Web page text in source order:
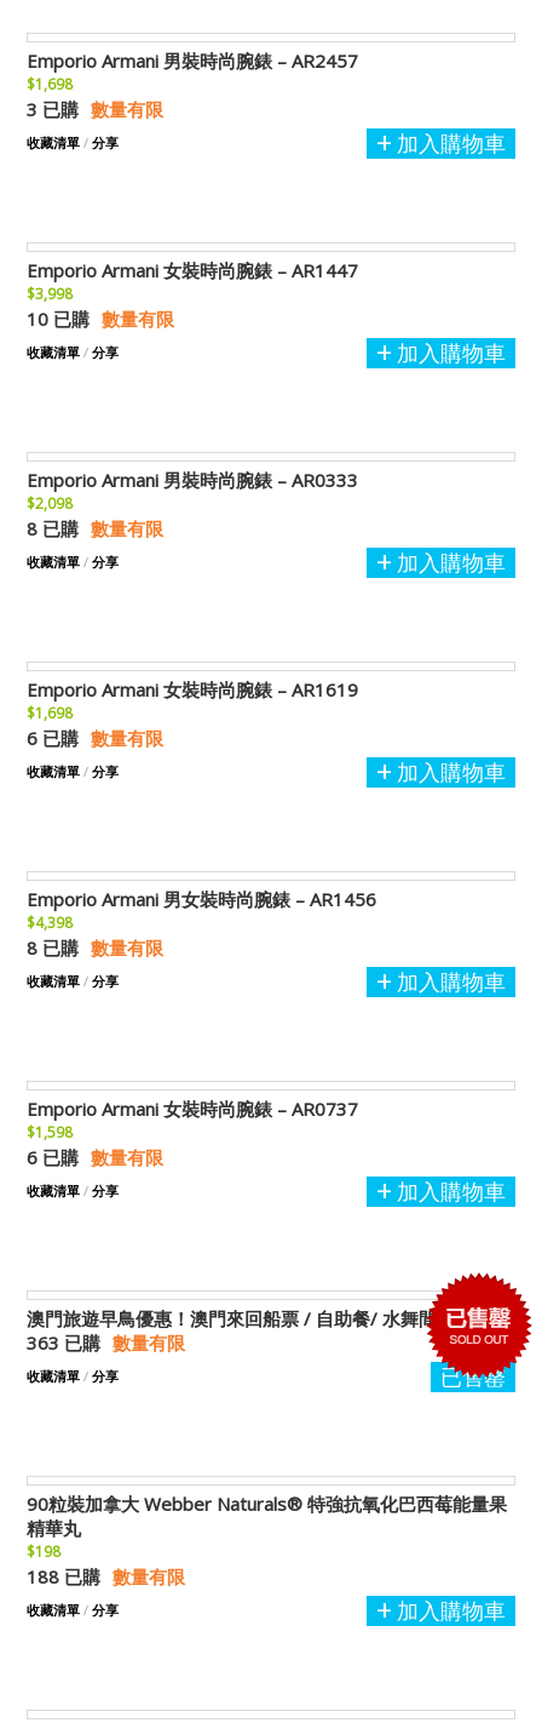
Emporio Armani 男裝時尚腕錶 – AR2457
$1,698
3 已購 數量有限
加入購物車
收藏清單 / 分享
Emporio Armani 女裝時尚腕錶 – AR1447
$3,998
10 已購 數量有限
加入購物車
收藏清單 / 分享
Emporio Armani 男裝時尚腕錶 – AR0333
$2,098
8 已購 數量有限
加入購物車
收藏清單 / 分享
Emporio Armani 女裝時尚腕錶 – AR1619
$1,698
6 已購 數量有限
加入購物車
收藏清單 / 分享
Emporio Armani 男女裝時尚腕錶 – AR1456
$4,398
8 已購 數量有限
加入購物車
收藏清單 / 分享
Emporio Armani 女裝時尚腕錶 – AR0737
$1,598
6 已購 數量有限
加入購物車
收藏清單 / 分享
澳門旅遊早鳥優惠！澳門來回船票 / 自助餐/ 水舞間套票
363 已購 數量有限
已售罄
收藏清單 / 分享
90粒裝加拿大 Webber Naturals® 特強抗氧化巴西莓能量果
精華丸
$198
188 已購 數量有限
加入購物車
收藏清單 / 分享